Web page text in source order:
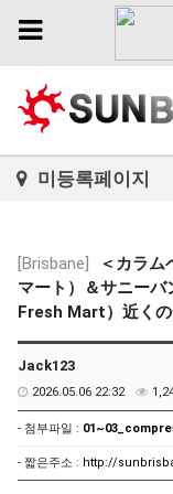
Toggle
미등록페이지
[Brisbane]
＜カラム
マート）＆サニーバ
Fresh Mart）近くの
Jack123
2026.05.06 22:32
- 첨부파일 :
- 짧은주소 : http://